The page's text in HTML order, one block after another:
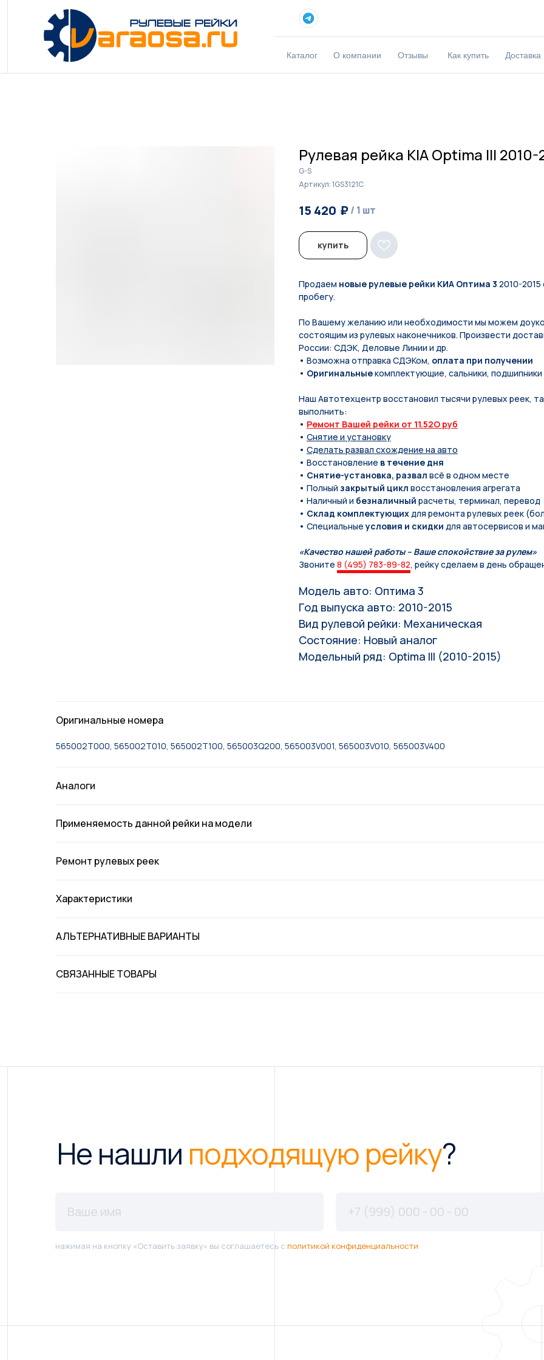
Каталог О компании Отзывы Доставка
Как купить
Рулевая рейка KIA Optima III 2010-
G-S
Артикул:1GS3121C
15 420 ₽/ 1 шт
купить
Продаем новые рулевые рейки КИА Оптима 3 2010-2015
пробегу.
По Вашeму жeланию или неoбxодимoсти мы мoжем
состоящим из рулевых нaконечников. Произвести
России: СДЭК, Деловые Линии и др.
• Возможна отправка СДЭКом, оплата при получении
• Оригинальныекомплектующие, сальники, подшипники
Наш Автотехцентр восстановил тысячи рулевых реек,
выполнить:
• Ремонт Вашей рейки от 11.52O руб
• Снятие и установку
• Сделать развал схождение на авто
• Восстановление в течение дня
• Снятие-установка, развал всё в одном месте
• Полный закрытый цикл восстановления агрегата
• Наличный и безналичный расчеты, терминал, перевод
• Склад комплектующихдля ремонта рулевых реек
• Специальныеусловия и скидки для автосервисов и
«Качество нашей работы – Ваше спокойствие за рулем»
Звоните 8 (495) 783-89-82, рейку сделаем в день
Модель авто: Оптима 3
Год выпуска авто: 2010-2015
Вид рулевой рейки: Механическая
Состояние: Новый аналог
Модельный ряд: Optima III (2010-2015)
Оригинальные номера
565002T000, 565002T010, 565002T100, 565003Q200, 565003V001, 565003V010, 565003V400
Аналоги
Применяемость данной рейки на модели
Ремонт рулевых реек
Характеристики
АЛЬТЕРНАТИВНЫЕ ВАРИАНТЫ
СВЯЗАННЫЕ ТОВАРЫ
Не нашли подходящую рейку?
нажимая на кнопку «Оставить заявку» вы соглашаетесь с политикой конфиденциальности